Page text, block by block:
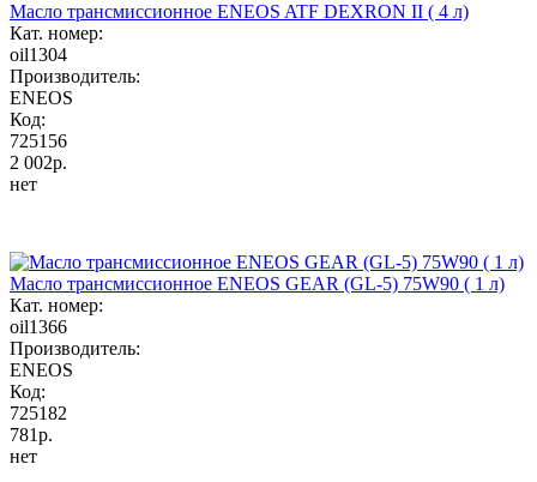
Масло трансмиссионное ENEOS ATF DEXRON II ( 4 л)
Кат. номер:
oil1304
Производитель:
ENEOS
Код:
725156
2 002р.
нет
Масло трансмиссионное ENEOS GEAR (GL-5) 75W90 ( 1 л)
Кат. номер:
oil1366
Производитель:
ENEOS
Код:
725182
781р.
нет